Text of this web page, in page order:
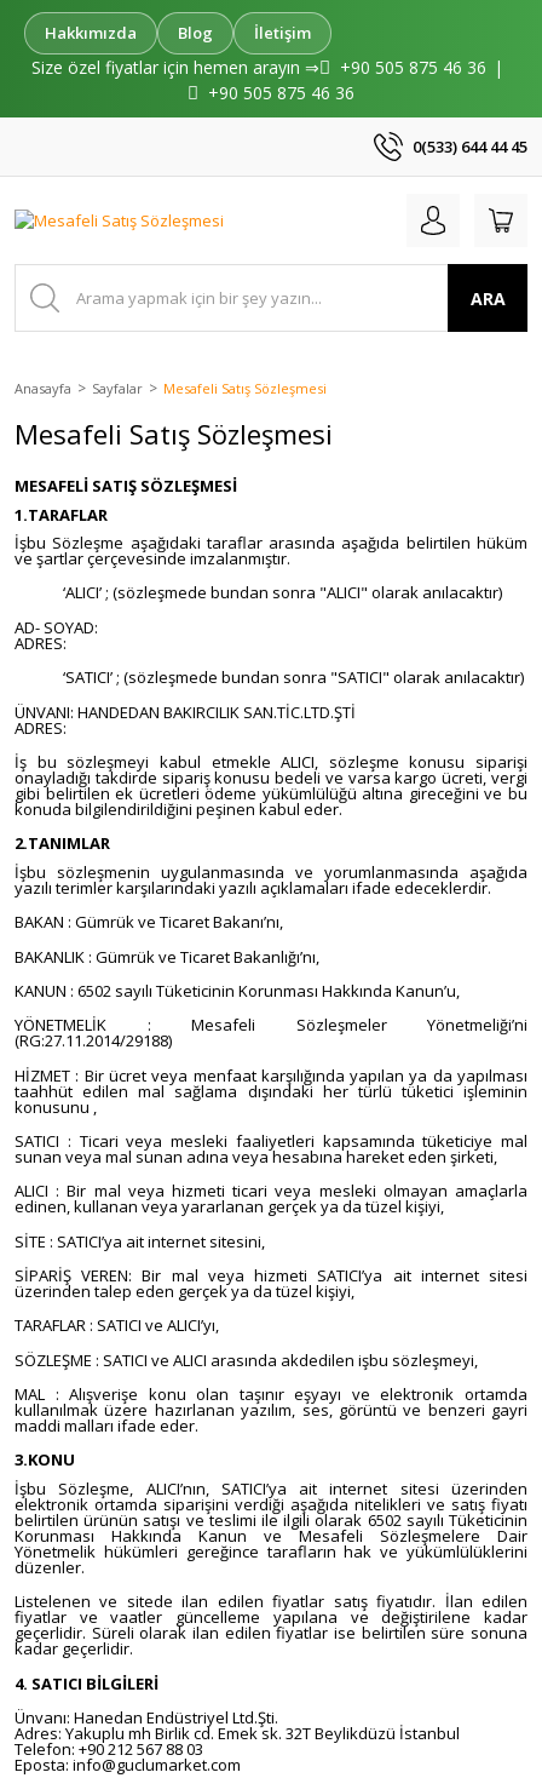
Hakkımızda Blog İletişim
Size özel fiyatlar için hemen arayın ⇒ +90 505 875 46 36 |
+90 505 875 46 36
0(533) 644 44 45
ARA
Anasayfa Sayfalar Mesafeli Satış Sözleşmesi
Mesafeli Satış Sözleşmesi
MESAFELİ SATIŞ SÖZLEŞMESİ
1.TARAFLAR
İşbu Sözleşme aşağıdaki taraflar arasında aşağıda belirtilen hüküm
ve şartlar çerçevesinde imzalanmıştır.
‘ALICI’ ; (sözleşmede bundan sonra "ALICI" olarak anılacaktır)
AD- SOYAD:
ADRES:
‘SATICI’ ; (sözleşmede bundan sonra "SATICI" olarak anılacaktır)
ÜNVANI: HANDEDAN BAKIRCILIK SAN.TİC.LTD.ŞTİ
ADRES:
İş bu sözleşmeyi kabul etmekle ALICI, sözleşme konusu siparişi
onayladığı takdirde sipariş konusu bedeli ve varsa kargo ücreti, vergi
gibi belirtilen ek ücretleri ödeme yükümlülüğü altına gireceğini ve bu
konuda bilgilendirildiğini peşinen kabul eder.
2.TANIMLAR
İşbu sözleşmenin uygulanmasında ve yorumlanmasında aşağıda
yazılı terimler karşılarındaki yazılı açıklamaları ifade edeceklerdir.
BAKAN : Gümrük ve Ticaret Bakanı’nı,
BAKANLIK : Gümrük ve Ticaret Bakanlığı’nı,
KANUN : 6502 sayılı Tüketicinin Korunması Hakkında Kanun’u,
YÖNETMELİK : Mesafeli Sözleşmeler Yönetmeliği’ni
(RG:27.11.2014/29188)
HİZMET : Bir ücret veya menfaat karşılığında yapılan ya da yapılması
taahhüt edilen mal sağlama dışındaki her türlü tüketici işleminin
konusunu ,
SATICI : Ticari veya mesleki faaliyetleri kapsamında tüketiciye mal
sunan veya mal sunan adına veya hesabına hareket eden şirketi,
ALICI : Bir mal veya hizmeti ticari veya mesleki olmayan amaçlarla
edinen, kullanan veya yararlanan gerçek ya da tüzel kişiyi,
SİTE : SATICI’ya ait internet sitesini,
SİPARİŞ VEREN: Bir mal veya hizmeti SATICI’ya ait internet sitesi
üzerinden talep eden gerçek ya da tüzel kişiyi,
TARAFLAR : SATICI ve ALICI’yı,
SÖZLEŞME : SATICI ve ALICI arasında akdedilen işbu sözleşmeyi,
MAL : Alışverişe konu olan taşınır eşyayı ve elektronik ortamda
kullanılmak üzere hazırlanan yazılım, ses, görüntü ve benzeri gayri
maddi malları ifade eder.
3.KONU
İşbu Sözleşme, ALICI’nın, SATICI’ya ait internet sitesi üzerinden
elektronik ortamda siparişini verdiği aşağıda nitelikleri ve satış fiyatı
belirtilen ürünün satışı ve teslimi ile ilgili olarak 6502 sayılı Tüketicinin
Korunması Hakkında Kanun ve Mesafeli Sözleşmelere Dair
Yönetmelik hükümleri gereğince tarafların hak ve yükümlülüklerini
düzenler.
Listelenen ve sitede ilan edilen fiyatlar satış fiyatıdır. İlan edilen
fiyatlar ve vaatler güncelleme yapılana ve değiştirilene kadar
geçerlidir. Süreli olarak ilan edilen fiyatlar ise belirtilen süre sonuna
kadar geçerlidir.
4. SATICI BİLGİLERİ
Ünvanı: Hanedan Endüstriyel Ltd.Şti.
Adres: Yakuplu mh Birlik cd. Emek sk. 32T Beylikdüzü İstanbul
Telefon: +90 212 567 88 03
Eposta: info@guclumarket.com